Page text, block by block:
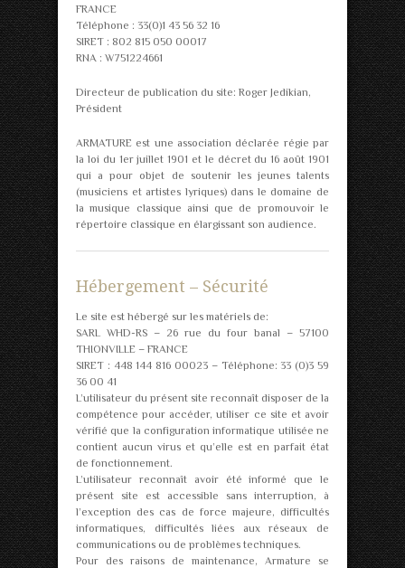
FRANCE
Téléphone : 33(0)1 43 56 32 16
SIRET : 802 815 050 00017
RNA : W751224661
Directeur de publication du site: Roger Jedikian,
Président
ARMATURE est une association déclarée régie par
la loi du 1er juillet 1901 et le décret du 16 août 1901
qui a pour objet de soutenir les jeunes talents
(musiciens et artistes lyriques) dans le domaine de
la musique classique ainsi que de promouvoir le
répertoire classique en élargissant son audience.
Hébergement – Sécurité
Le site est hébergé sur les matériels de:
SARL WHD-RS – 26 rue du four banal – 57100
THIONVILLE – FRANCE
SIRET : 448 144 816 00023 – Téléphone: 33 (0)3 59
36 00 41
L’utilisateur du présent site reconnaît disposer de la
compétence pour accéder, utiliser ce site et avoir
vérifié que la configuration informatique utilisée ne
contient aucun virus et qu’elle est en parfait état
de fonctionnement.
L’utilisateur reconnaît avoir été informé que le
présent site est accessible sans interruption, à
l’exception des cas de force majeure, difficultés
informatiques, difficultés liées aux réseaux de
communications ou de problèmes techniques.
Pour des raisons de maintenance, Armature se